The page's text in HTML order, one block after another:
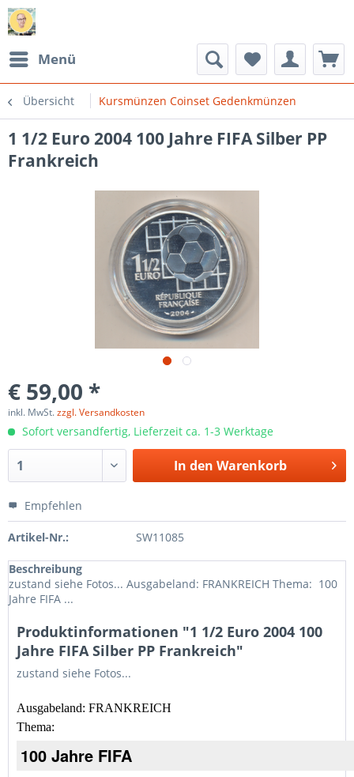
Menü
Übersicht Kursmünzen Coinset Gedenkmünzen
1 1/2 Euro 2004 100 Jahre FIFA Silber PP
Frankreich
€ 59,00 *
inkl. MwSt.zzgl. Versandkosten
Sofort versandfertig, Lieferzeit ca. 1-3 Werktage
In den Warenkorb
Empfehlen
Artikel-Nr.: SW11085
Beschreibung
zustand siehe Fotos... Ausgabeland: FRANKREICH Thema: 100
Jahre FIFA ...
Produktinformationen "1 1/2 Euro 2004 100
Jahre FIFA Silber PP Frankreich"
zustand siehe Fotos...
Ausgabeland: FRANKREICH
Thema:
100 Jahre FIFA